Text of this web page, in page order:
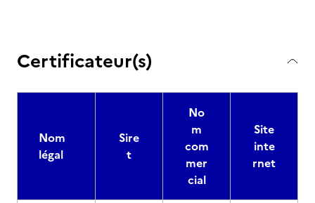
Certificateur(s)
Nom
légal
Sire
t
No
m
com
mer
cial
Site
inte
rnet